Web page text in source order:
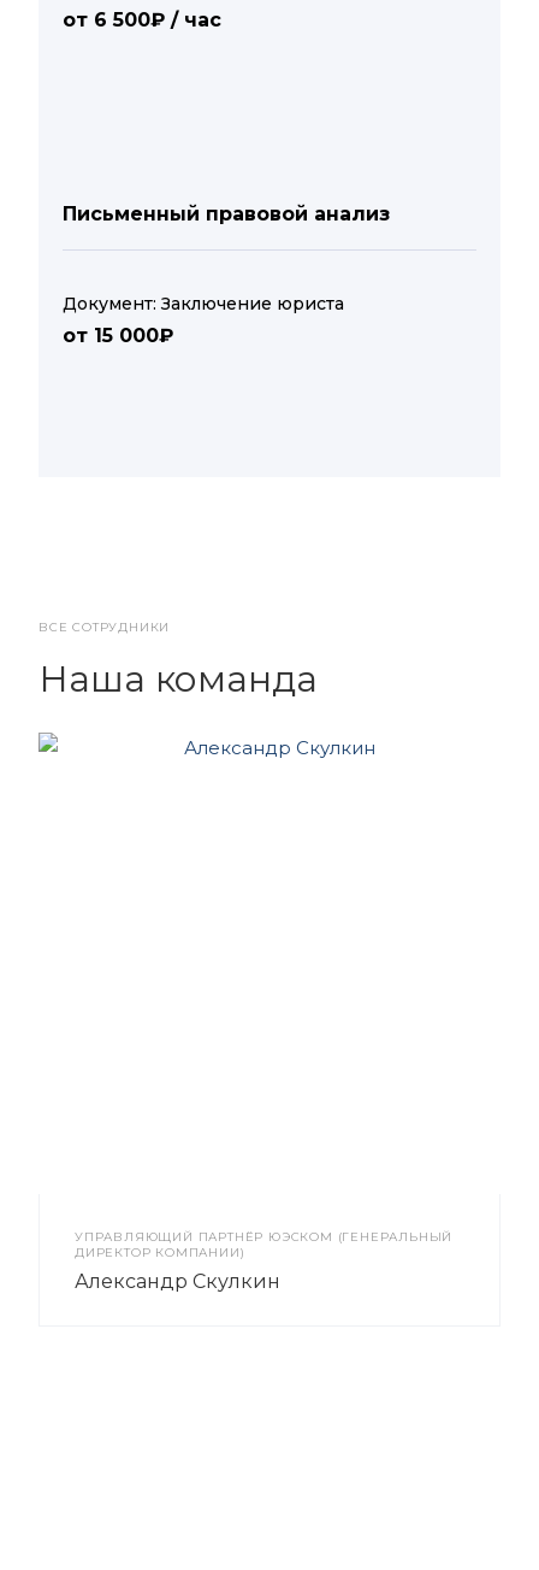
от 6 500₽ / час
Письменный правовой анализ
Документ: Заключение юриста
от 15 000₽
ВСЕ СОТРУДНИКИ
Наша команда
УПРАВЛЯЮЩИЙ ПАРТНЁР ЮЭСКОМ (ГЕНЕРАЛЬНЫЙ
ДИРЕКТОР КОМПАНИИ)
Александр Скулкин